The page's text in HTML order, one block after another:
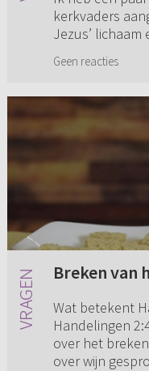
kerkvaders
Jezus’
wordt bij
Geen reacties
Breken van
Wat betekent
Handelingen
over het
over wijn